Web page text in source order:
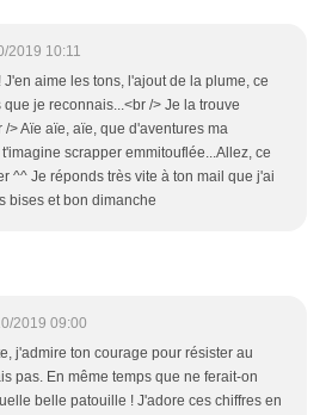
2019 10:11
J'en aime les tons, l'ajout de la plume, ce
je reconnais...<br /> Je la trouve
/> Aïe aïe, aïe, que d'aventures ma
scrapper emmitouflée...Allez, ce
^^ Je réponds très vite à ton mail que j'ai
bises et bon dimanche
2019 09:00
j'admire ton courage pour résister au
pas. En même temps que ne ferait-on
belle patouille ! J'adore ces chiffres en